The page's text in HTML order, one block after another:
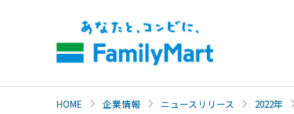
HOME 企業情報 ニュースリリース 2022年